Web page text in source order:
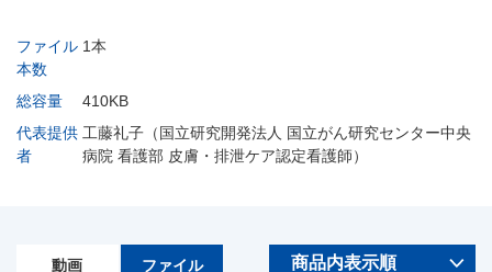
ファイル
本数
1本
総容量
410KB
代表提供
者
工藤礼子（国立研究開発法人 国立がん研究センター中央
病院 看護部 皮膚・排泄ケア認定看護師）
動画 ファイル